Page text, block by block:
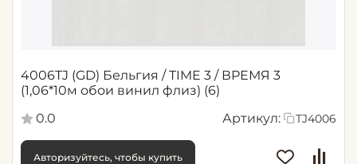
4006TJ (GD) Бельгия / TIME 3 / ВРЕМЯ 3
(1,06*10м обои винил флиз) (6)
0.0
Артикул: TJ4006
Авторизуйтесь, чтобы купить